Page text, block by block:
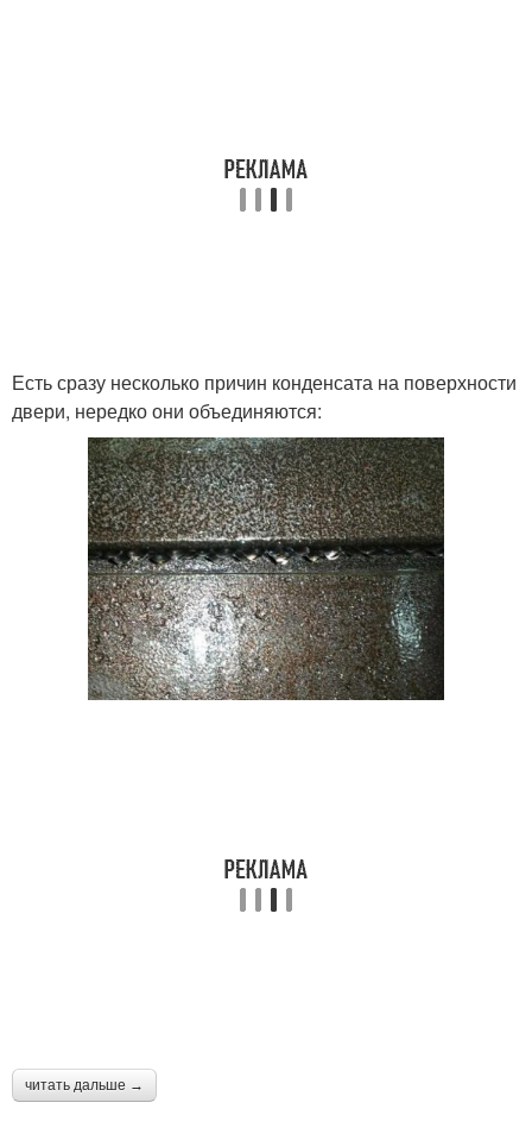
Есть сразу несколько причин конденсата на поверхности
двери, нередко они объединяются:
читать дальше →